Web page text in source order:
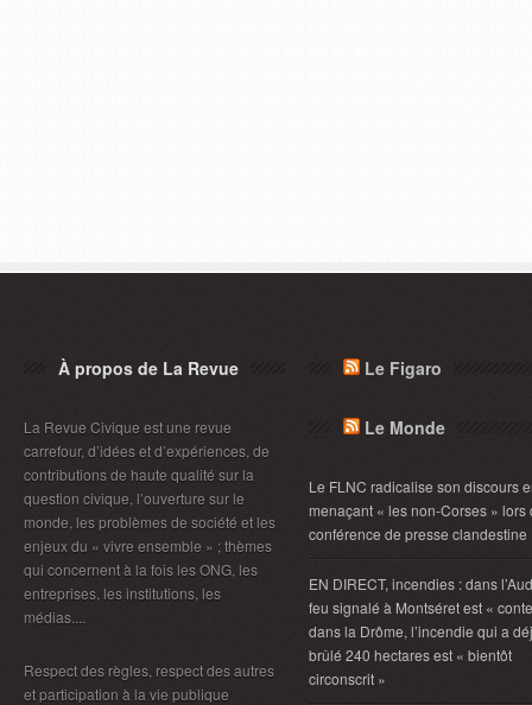
À propos de La Revue
La Revue Civique est une revue
carrefour, d’idées et d’expériences, de
contributions de haute qualité sur la
question civique, l’ouverture sur le
monde, les problèmes de société et les
enjeux du « vivre ensemble » ; thèmes
qui concernent à la fois les ONG, les
entreprises, les institutions, les
médias....
Respect des règles, respect des autres
et participation à la vie publique
Le Figaro
Le Monde
Le FLNC radicalise son discours
menaçant « les non-Corses » lors
conférence de presse clandestine
EN DIRECT, incendies : dans
feu signalé à Montséret est «
dans la Drôme, l’incendie qui a
brûlé 240 hectares est « bientôt
circonscrit »